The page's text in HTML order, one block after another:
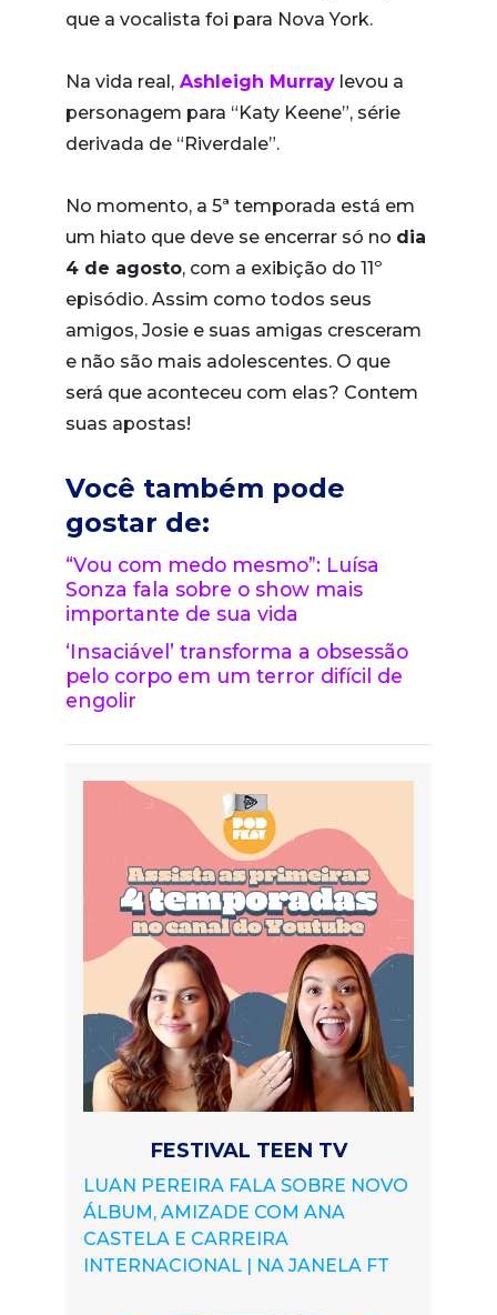
que a vocalista foi para Nova York.
Na vida real, Ashleigh Murray levou a
personagem para “Katy Keene”, série
derivada de “Riverdale”.
No momento, a 5ª temporada está em
um hiato que deve se encerrar só no dia
4 de agosto, com a exibição do 11º
episódio. Assim como todos seus
amigos, Josie e suas amigas cresceram
e não são mais adolescentes. O que
será que aconteceu com elas? Contem
suas apostas!
Você também pode
gostar de:
“Vou com medo mesmo”: Luísa
Sonza fala sobre o show mais
importante de sua vida
‘Insaciável’ transforma a obsessão
pelo corpo em um terror difícil de
engolir
FESTIVAL TEEN TV
LUAN PEREIRA FALA SOBRE NOVO
ÁLBUM, AMIZADE COM ANA
CASTELA E CARREIRA
INTERNACIONAL | NA JANELA FT